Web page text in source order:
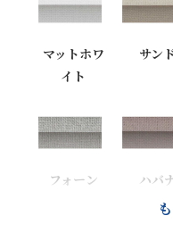
マットホワ
イト
サン
フォーン ハバ